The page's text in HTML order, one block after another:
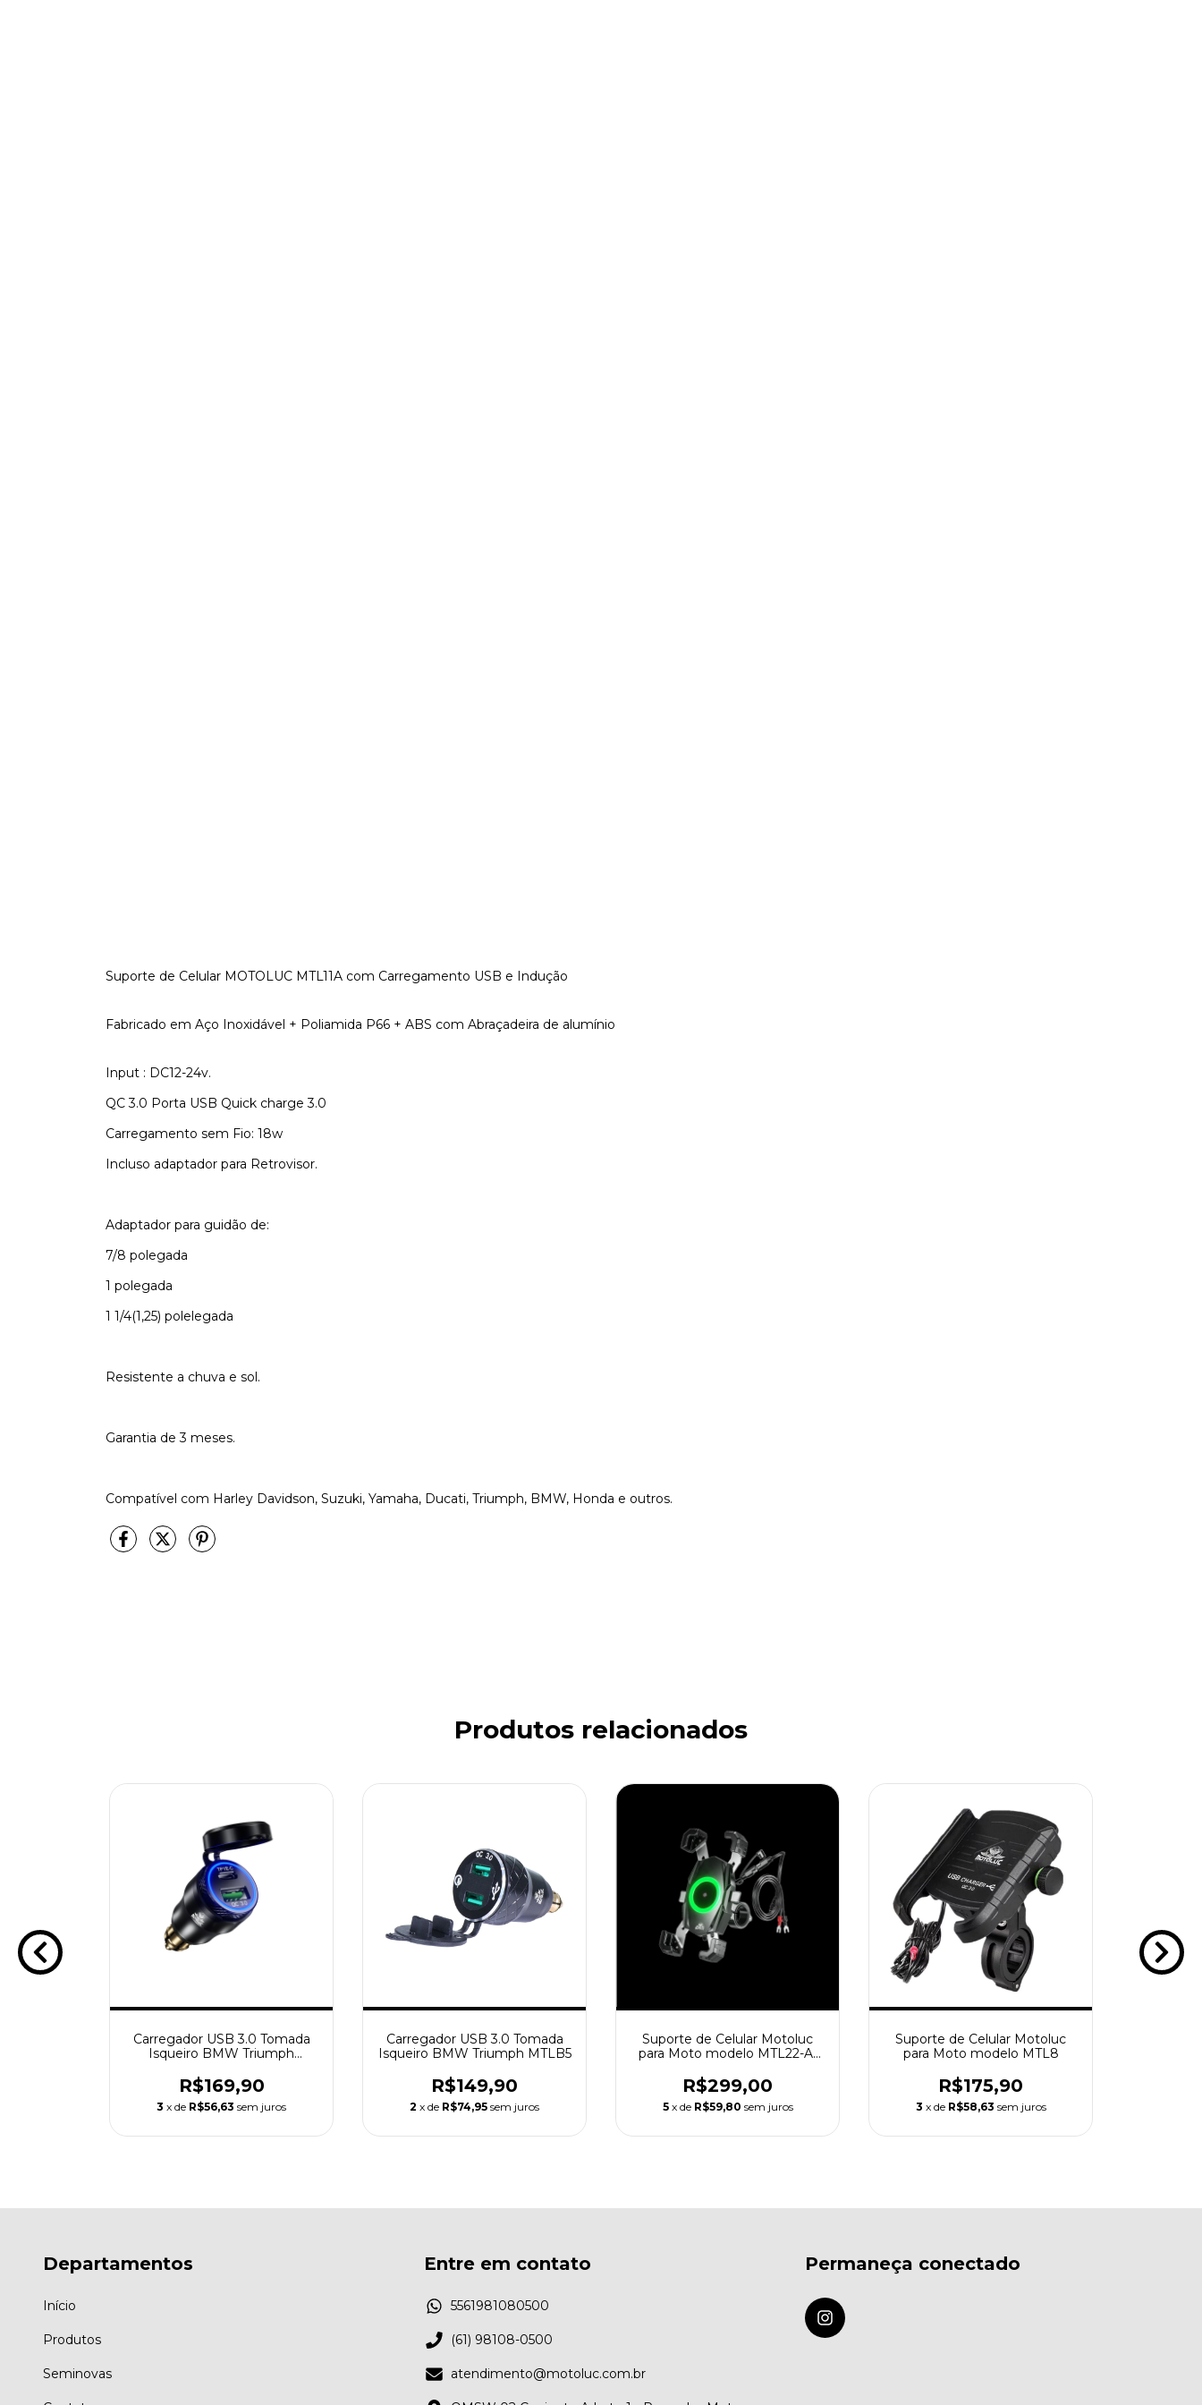
Suporte de Celular MOTOLUC MTL11A com Carregamento USB e Indução
Fabricado em Aço Inoxidável + Poliamida P66 + ABS com Abraçadeira de alumínio
Input : DC12-24v.
QC 3.0 Porta USB Quick charge 3.0
Carregamento sem Fio: 18w
Incluso adaptador para Retrovisor.
Adaptador para guidão de:
7/8 polegada
1 polegada
1 1/4(1,25) polelegada
Resistente a chuva e sol.
Garantia de 3 meses.
Compatível com Harley Davidson, Suzuki, Yamaha, Ducati, Triumph, BMW, Honda e outros.
Produtos relacionados
Carregador USB 3.0 Tomada
Isqueiro BMW Triumph
R$169,90
3 x de R$56,63 sem juros
Carregador USB 3.0 Tomada
Isqueiro BMW Triumph MTLB5
R$149,90
2 x de R$74,95 sem juros
Suporte de Celular Motoluc
para Moto modelo MTL22-A1
R$299,00
5 x de R$59,80 sem juros
Suporte de Celular Motoluc
para Moto modelo MTL8
R$175,90
3 x de R$58,63 sem juros
Departamentos
Início
Produtos
Seminovas
Entre em contato
5561981080500
(61) 98108-0500
atendimento@motoluc.com.br
Permaneça conectado